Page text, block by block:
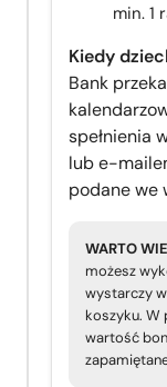
min. 1
Kiedy
Bank
spełnienia
lub e-
podane we
WARTO
możesz
wystarczy
koszyku. W
wartość